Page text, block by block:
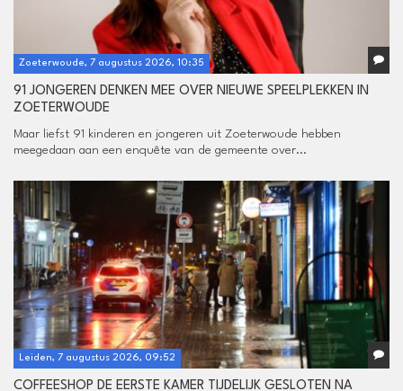
Zoeterwoude, 7 augustus 2026, 10:35
91 JONGEREN DENKEN MEE OVER NIEUWE SPEELPLEKKEN IN
ZOETERWOUDE
Maar liefst 91 kinderen en jongeren uit Zoeterwoude hebben
meegedaan aan een enquête van de gemeente over...
Leiden, 7 augustus 2026, 09:52
COFFEESHOP DE EERSTE KAMER TIJDELIJK GESLOTEN NA